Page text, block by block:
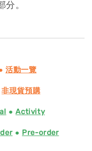
。
活動一覽
非現貨預購
●Activity
● Pre-order